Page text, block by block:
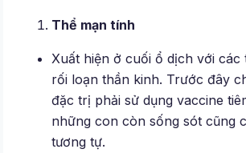
Thể mạn tính
Xuất hiện ở cuối ổ dịch với các
rối loạn thần kinh. Trước đây
đặc trị phải sử dụng vaccine
những con còn sống sót cũng
tương tự.